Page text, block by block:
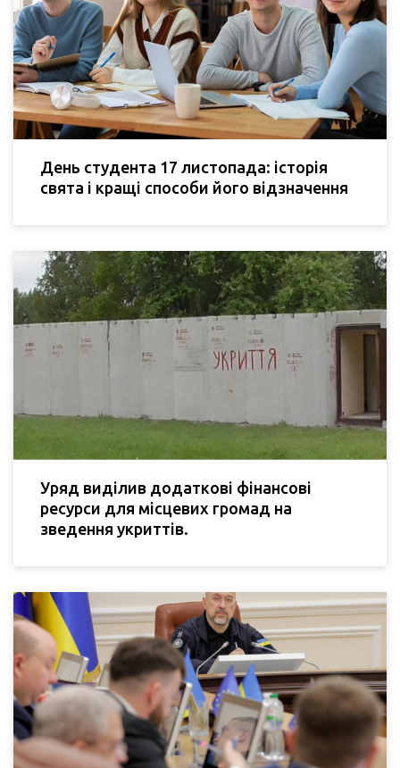
День студента 17 листопада: історія
свята і кращі способи його відзначення
Уряд виділив додаткові фінансові
ресурси для місцевих громад на
зведення укриттів.